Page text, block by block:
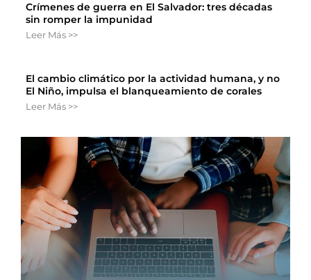
Crímenes de guerra en El Salvador: tres décadas
sin romper la impunidad
Leer Más >>
El cambio climático por la actividad humana, y no
El Niño, impulsa el blanqueamiento de corales
Leer Más >>